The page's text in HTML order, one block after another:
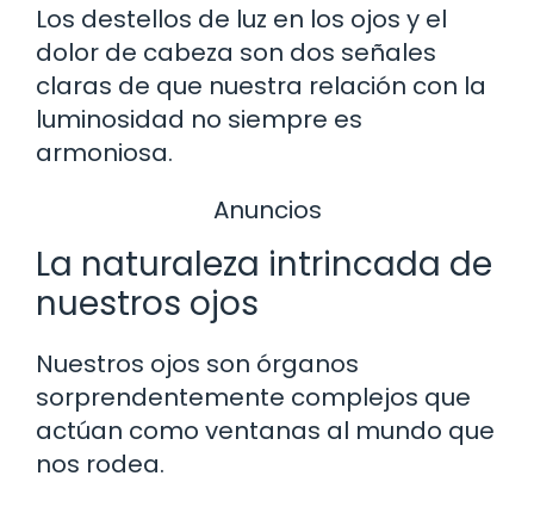
Los destellos de luz en los ojos y el
dolor de cabeza son dos señales
claras de que nuestra relación con la
luminosidad no siempre es
armoniosa.
Anuncios
La naturaleza intrincada de
nuestros ojos
Nuestros ojos son órganos
sorprendentemente complejos que
actúan como ventanas al mundo que
nos rodea.